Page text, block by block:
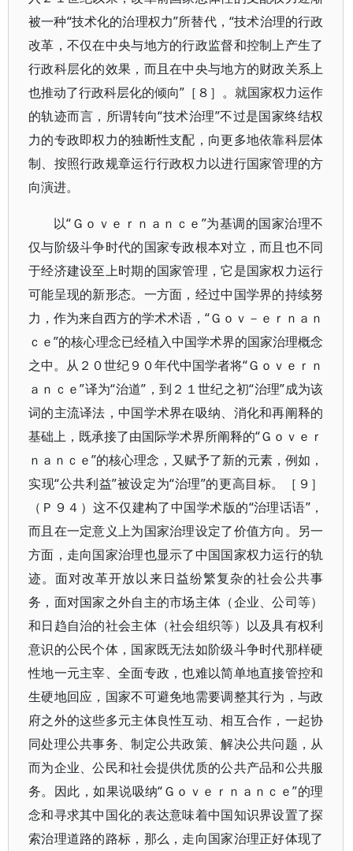
被一种“技术化的治理权力”所替代，“技术治理的行政
改革，不仅在中央与地方的行政监督和控制上产生了
行政科层化的效果，而且在中央与地方的财政关系上
也推动了行政科层化的倾向”［８］。就国家权力运作
的轨迹而言，所谓转向“技术治理”不过是国家终结权
力的专政即权力的独断性支配，向更多地依靠科层体
制、按照行政规章运行行政权力以进行国家管理的方
向演进。
以“Ｇｏｖｅｒｎａｎｃｅ”为基调的国家治理不
仅与阶级斗争时代的国家专政根本对立，而且也不同
于经济建设至上时期的国家管理，它是国家权力运行
可能呈现的新形态。一方面，经过中国学界的持续努
力，作为来自西方的学术术语，“Ｇｏｖ－ｅｒｎａｎ
ｃｅ”的核心理念已经植入中国学术界的国家治理概念
之中。从２０世纪９０年代中国学者将“Ｇｏｖｅｒｎ
ａｎｃｅ”译为“治道”，到２１世纪之初“治理”成为该
词的主流译法，中国学术界在吸纳、消化和再阐释的
基础上，既承接了由国际学术界所阐释的“Ｇｏｖｅｒ
ｎａｎｃｅ”的核心理念，又赋予了新的元素，例如，
实现“公共利益”被设定为“治理”的更高目标。［９］
（Ｐ９４）这不仅建构了中国学术版的“治理话语”，
而且在一定意义上为国家治理设定了价值方向。另一
方面，走向国家治理也显示了中国国家权力运行的轨
迹。面对改革开放以来日益纷繁复杂的社会公共事
务，面对国家之外自主的市场主体（企业、公司等）
和日趋自治的社会主体（社会组织等）以及具有权利
意识的公民个体，国家既无法如阶级斗争时代那样硬
性地一元主宰、全面专政，也难以简单地直接管控和
生硬地回应，国家不可避免地需要调整其行为，与政
府之外的这些多元主体良性互动、相互合作，一起协
同处理公共事务、制定公共政策、解决公共问题，从
而为企业、公民和社会提供优质的公共产品和公共服
务。因此，如果说吸纳“Ｇｏｖｅｒｎａｎｃｅ”的理
念和寻求其中国化的表达意味着中国知识界设置了探
索治理道路的路标，那么，走向国家治理正好体现了